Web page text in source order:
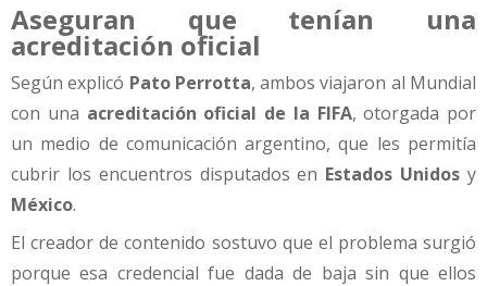
Aseguran que tenían una
acreditación oficial
Según explicó Pato Perrotta, ambos viajaron al Mundial
con una acreditación oficial de la FIFA, otorgada por
un medio de comunicación argentino, que les permitía
cubrir los encuentros disputados en Estados Unidos y
México.
El creador de contenido sostuvo que el problema surgió
porque esa credencial fue dada de baja sin que ellos